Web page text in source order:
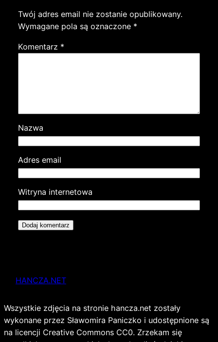
Twój adres email nie zostanie opublikowany.
Wymagane pola są oznaczone *
Komentarz *
Nazwa
Adres email
Witryna internetowa
HANCZA.NET
Wszystkie zdjęcia na stronie hancza.net zostały
wykonane przez Sławomira Paniczko i udostępnione są
na licencji Creative Commons CC0. Zrzekam się